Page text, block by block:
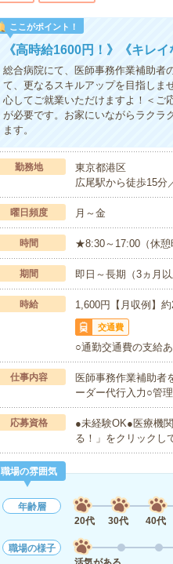
ここがポイント！
《高時給1600円！》《キレ
総合病院にて、医師事務作業補助者
て、更なるスキルアップを目指しま
心してご就業いただけますよ！＜ご
が必要です。お家にいながらラクラ
ます。
勤務地
東京都港区
広尾駅から徒歩15分
曜日頻度 月～金
時間 ★8:30～17:00（休憩
期間 即日～長期（3ヵ月
時給 1,600円【月収例】
交通費
○通勤交通費の支給
仕事内容
医師事務作業補助者
ーダー代行入力○管
応募資格
●未経験OK●医療機
る！」をクリックし
職場の雰囲気
年齢層
20代
30代 40代
職場の様子